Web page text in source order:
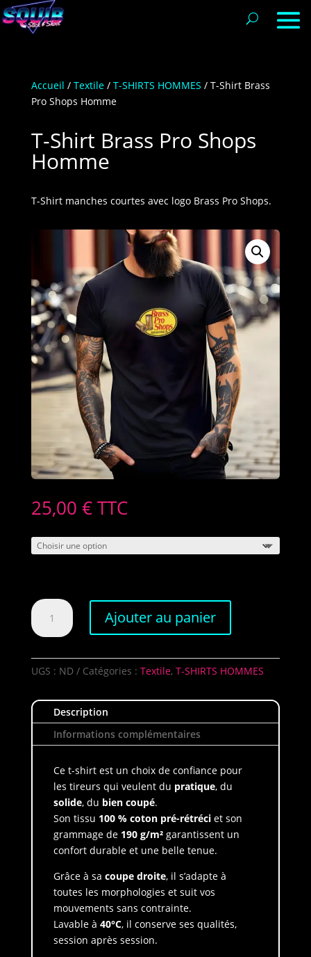
Accueil / Textile/ T-SHIRTS HOMMES / T-Shirt Brass
Pro Shops Homme
T-Shirt Brass Pro Shops
Homme
T-Shirt manches courtes avec logo Brass Pro Shops.
25,00 € TTC
quantité
de
T-
Brass
Shops
Homme
Ajouter au panier
UGS : ND Catégories : Textile, T-SHIRTS HOMMES
Description
Informations complémentaires
Ce t-shirt est un choix de confiance pour
les tireurs qui veulent du pratique, du
solide, du bien coupé.
Son tissu 100 % coton pré-rétréciet son
grammage de 190 g/m²garantissent un
confort durable et une belle tenue.
Grâce à sa coupe droite, il s’adapte à
toutes les morphologies et suit vos
mouvements sans contrainte.
Lavable à 40°C, il conserve ses qualités,
session après session.